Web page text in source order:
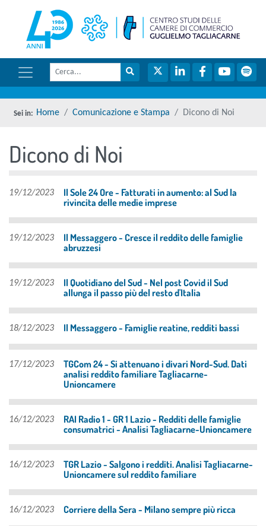
Vai ai contenuti
Menu di navigazione
Cerca
torna al menu di scelta rapida
Menu di navigazione principale
torna al menu di scelta rapida
Cerca nel sito Twitter LinkedIn FacebookYouTube
Home Comunicazione e Stampa Dicono di Noi
torna al menu di scelta rapida
Dicono di Noi
19/12/2023
Il Sole 24 Ore - Fatturati in aumento: al Sud la
rivincita delle medie imprese
19/12/2023
Il Messaggero - Cresce il reddito delle famiglie
abruzzesi
19/12/2023
Il Quotidiano del Sud - Nel post Covid il Sud
allunga il passo più del resto d'Italia
18/12/2023 Il Messaggero - Famiglie reatine, redditi bassi
17/12/2023
TGCom 24 - Si attenuano i divari Nord-Sud. Dati
analisi reddito familiare Tagliacarne-
Unioncamere
16/12/2023
RAI Radio 1 - GR 1 Lazio - Redditi delle famiglie
consumatrici - Analisi Tagliacarne-Unioncamere
16/12/2023
TGR Lazio - Salgono i redditi. Analisi Tagliacarne-
Unioncamere sul reddito familiare
16/12/2023 Corriere della Sera - Milano sempre più ricca